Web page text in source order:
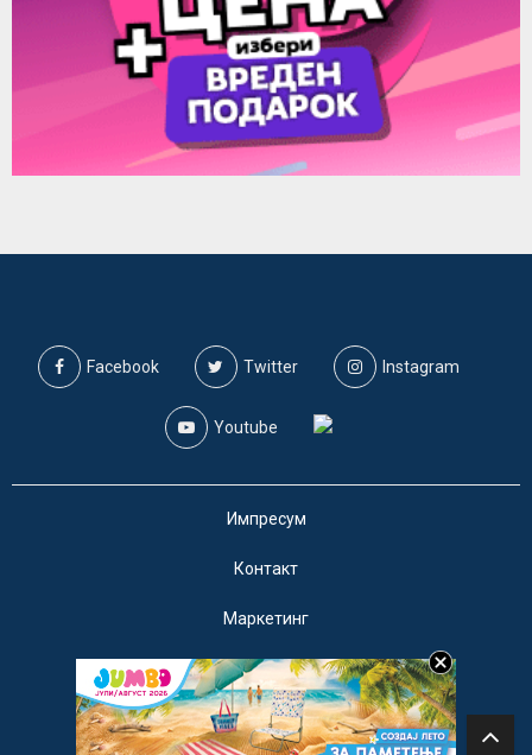
Facebook Twitter Instagram
Youtube
Импресум
Контакт
Маркетинг
Услови за користење
@2019 - A1on. Сите права задржани.